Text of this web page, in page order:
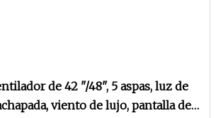
de 42 "/48", 5 aspas, luz de
viento de lujo, pantalla de